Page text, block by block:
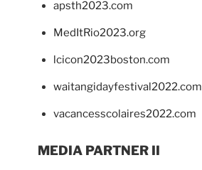
apsth2023.com
MedItRio2023.org
lcicon2023boston.com
waitangidayfestival2022.com
vacancesscolaires2022.com
MEDIA PARTNER II